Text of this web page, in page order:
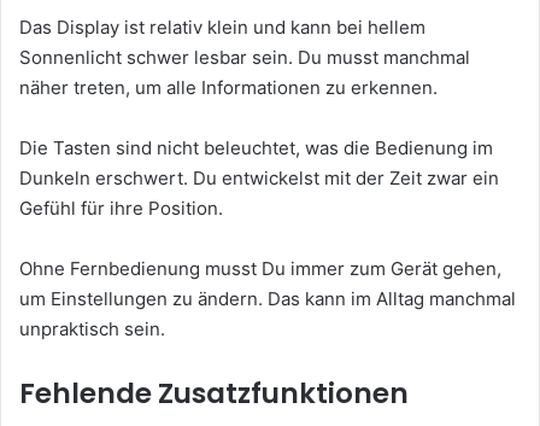
Das Display ist relativ klein und kann bei hellem
Sonnenlicht schwer lesbar sein. Du musst manchmal
näher treten, um alle Informationen zu erkennen.
Die Tasten sind nicht beleuchtet, was die Bedienung im
Dunkeln erschwert. Du entwickelst mit der Zeit zwar ein
Gefühl für ihre Position.
Ohne Fernbedienung musst Du immer zum Gerät gehen,
um Einstellungen zu ändern. Das kann im Alltag manchmal
unpraktisch sein.
Fehlende Zusatzfunktionen